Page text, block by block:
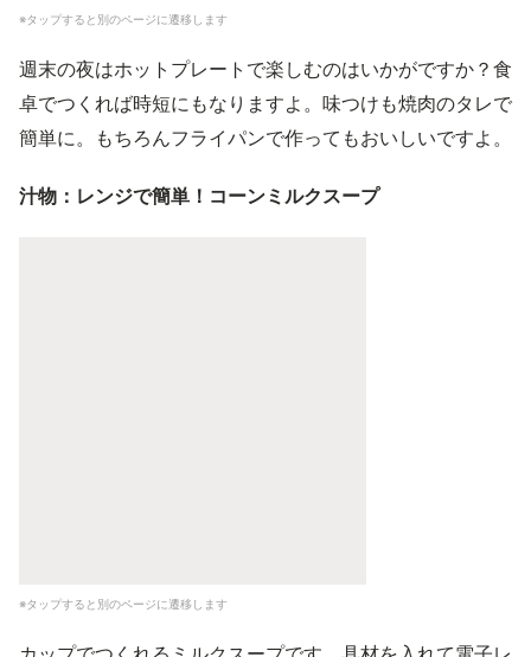
※タップすると別のページに遷移します
週末の夜はホットプレートで楽しむのはいかがですか？食
卓でつくれば時短にもなりますよ。味つけも焼肉のタレで
簡単に。もちろんフライパンで作ってもおいしいですよ。
汁物：レンジで簡単！コーンミルクスープ
※タップすると別のページに遷移します